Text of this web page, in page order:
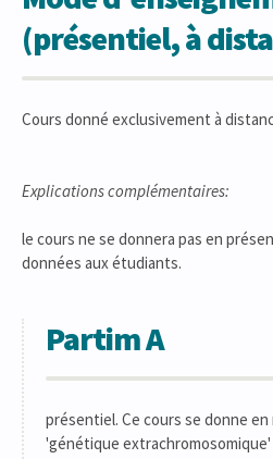
(présentiel, à
Cours donné exclusivement à
Explications complémentaires:
le cours ne se donnera pas en
données aux étudiants.
Partim A
présentiel. Ce cours se donne
'génétique